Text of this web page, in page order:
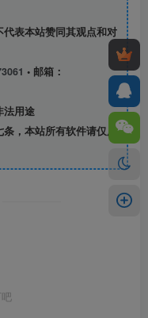
表本站赞同其观点和对
• 邮箱：
法用途
，本站所有软件请仅用